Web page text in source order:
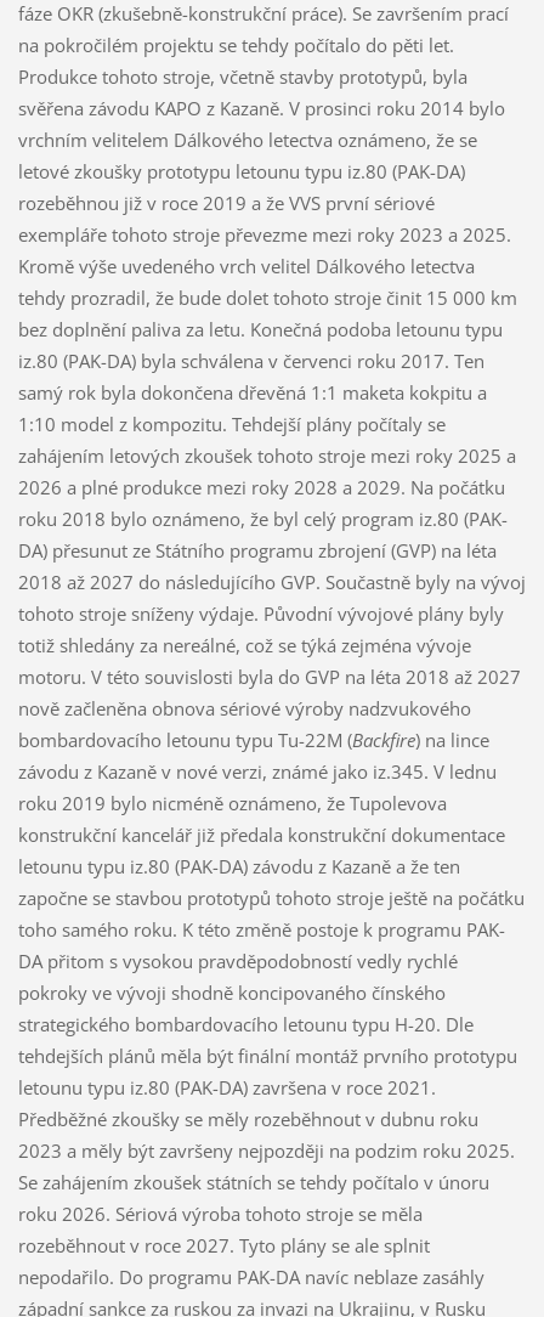
fáze OKR (zkušebně-konstrukční práce). Se završením prací
na pokročilém projektu se tehdy počítalo do pěti let.
Produkce tohoto stroje, včetně stavby prototypů, byla
svěřena závodu KAPO z Kazaně. V prosinci roku 2014 bylo
vrchním velitelem Dálkového letectva oznámeno, že se
letové zkoušky prototypu letounu typu iz.80 (PAK-DA)
rozeběhnou již v roce 2019 a že VVS první sériové
exempláře tohoto stroje převezme mezi roky 2023 a 2025.
Kromě výše uvedeného vrch velitel Dálkového letectva
tehdy prozradil, že bude dolet tohoto stroje činit 15 000 km
bez doplnění paliva za letu. Konečná podoba letounu typu
iz.80 (PAK-DA) byla schválena v červenci roku 2017. Ten
samý rok byla dokončena dřevěná 1:1 maketa kokpitu a
1:10 model z kompozitu. Tehdejší plány počítaly se
zahájením letových zkoušek tohoto stroje mezi roky 2025 a
2026 a plné produkce mezi roky 2028 a 2029. Na počátku
roku 2018 bylo oznámeno, že byl celý program iz.80 (PAK-
DA) přesunut ze Státního programu zbrojení (GVP) na léta
2018 až 2027 do následujícího GVP. Součastně byly na vývoj
tohoto stroje sníženy výdaje. Původní vývojové plány byly
totiž shledány za nereálné, což se týká zejména vývoje
motoru. V této souvislosti byla do GVP na léta 2018 až 2027
nově začleněna obnova sériové výroby nadzvukového
bombardovacího letounu typu Tu-22M (Backfire) na lince
závodu z Kazaně v nové verzi, známé jako iz.345. V lednu
roku 2019 bylo nicméně oznámeno, že Tupolevova
konstrukční kancelář již předala konstrukční dokumentace
letounu typu iz.80 (PAK-DA) závodu z Kazaně a že ten
započne se stavbou prototypů tohoto stroje ještě na počátku
toho samého roku. K této změně postoje k programu PAK-
DA přitom s vysokou pravděpodobností vedly rychlé
pokroky ve vývoji shodně koncipovaného čínského
strategického bombardovacího letounu typu H-20. Dle
tehdejších plánů měla být finální montáž prvního prototypu
letounu typu iz.80 (PAK-DA) završena v roce 2021.
Předběžné zkoušky se měly rozeběhnout v dubnu roku
2023 a měly být završeny nejpozději na podzim roku 2025.
Se zahájením zkoušek státních se tehdy počítalo v únoru
roku 2026. Sériová výroba tohoto stroje se měla
rozeběhnout v roce 2027. Tyto plány se ale splnit
nepodařilo. Do programu PAK-DA navíc neblaze zasáhly
západní sankce za ruskou za invazi na Ukrajinu, v Rusku